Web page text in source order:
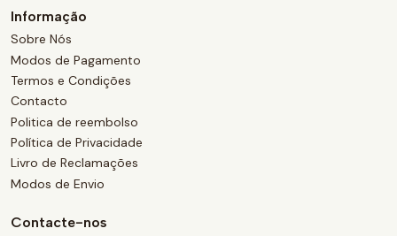
Informação
Sobre Nós
Modos de Pagamento
Termos e Condições
Contacto
Politica de reembolso
Política de Privacidade
Livro de Reclamações
Modos de Envio
Contacte-nos